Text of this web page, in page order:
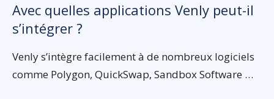
Avec quelles applications Venly peut-il
s’intégrer ?
Venly s’intègre facilement à de nombreux logiciels
comme Polygon, QuickSwap, Sandbox Software …